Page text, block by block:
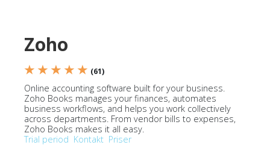
Zoho
★ ★ ★ ★ ★ (61)
Online accounting software built for your business.
Zoho Books manages your finances, automates
business workflows, and helps you work collectively
across departments. From vendor bills to expenses,
Zoho Books makes it all easy.
Trial period Kontakt Priser